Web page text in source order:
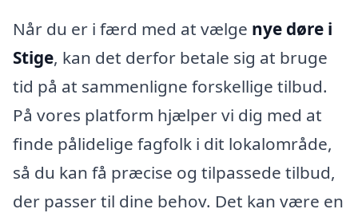
Når du er i færd med at vælge nye døre i
Stige, kan det derfor betale sig at bruge
tid på at sammenligne forskellige tilbud.
På vores platform hjælper vi dig med at
finde pålidelige fagfolk i dit lokalområde,
så du kan få præcise og tilpassede tilbud,
der passer til dine behov. Det kan være en